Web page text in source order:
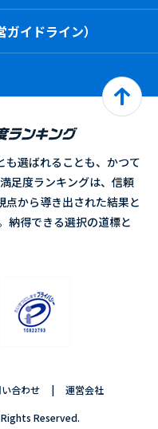
イドライン）
も選ばれることも、かつて
足度ランキングは、信頼
から導き出された結果と
納得できる選択の道標と
合わせ 運営会社
Reserved.